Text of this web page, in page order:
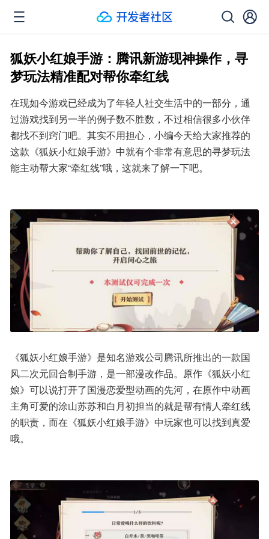
狐妖小红娘手游：腾讯新游现神操作，寻
梦玩法精准配对帮你牵红线
在现如今游戏已经成为了年轻人社交生活中的一部分，通
过游戏找到另一半的例子数不胜数，不过相信很多小伙伴
都找不到窍门吧。其实不用担心，小编今天给大家推荐的
这款《狐妖小红娘手游》中就有个非常有意思的寻梦玩法
能主动帮大家“牵红线”哦，这就来了解一下吧。
《狐妖小红娘手游》是知名游戏公司腾讯所推出的一款国
风二次元回合制手游，是一部漫改作品。原作《狐妖小红
娘》可以说打开了国漫恋爱型动画的先河，在原作中动画
主角可爱的涂山苏苏和白月初担当的就是帮有情人牵红线
的职责，而在《狐妖小红娘手游》中玩家也可以找到真爱
哦。